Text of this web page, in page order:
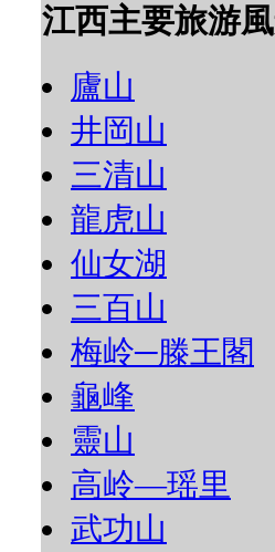
江西主要旅游
廬山
井岡山
三清山
龍虎山
仙女湖
三百山
梅岭─滕王閣
龜峰
靈山
高岭―瑶里
武功山